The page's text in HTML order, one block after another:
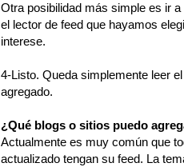
Otra posibilidad más simple es ir
el lector de feed que hayamos
interese.
4-Listo. Queda simplemente leer
agregado.
¿Qué blogs o sitios puedo
Actualmente es muy común que
actualizado tengan su feed. La